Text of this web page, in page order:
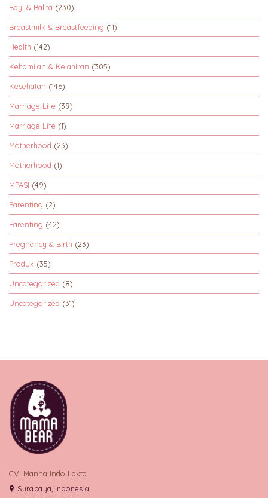
Bayi & Balita (230)
Breastmilk & Breastfeeding (11)
Health (142)
Kehamilan & Kelahiran (305)
Kesehatan (146)
Marriage Life (39)
Marriage Life (1)
Motherhood (23)
Motherhood (1)
MPASI (49)
Parenting (2)
Parenting (42)
Pregnancy & Birth (23)
Produk (35)
Uncategorized (8)
Uncategorized (31)
CV. Manna Indo Lakta
Surabaya, Indonesia